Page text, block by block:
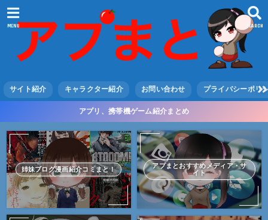
SEARCH
MENU
サイト紹介 キャラクター紹介 お問い合わせ プライバシーポリ
アプリ、携帯機ゲーム紹介まとめ
姉妹ブログ漫画紹介コミまと！
アプまとおすすめメディア・サ
イト